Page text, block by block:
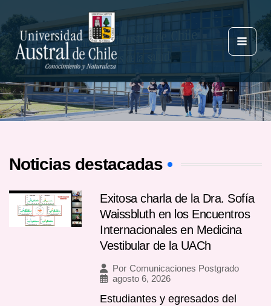
al
contenido
Noticias destacadas
Exitosa charla de la Dra. Sofía
Waissbluth en los Encuentros
Internacionales en Medicina
Vestibular de la UACh
Por Comunicaciones Postgrado
agosto 6, 2026
Estudiantes y egresados del